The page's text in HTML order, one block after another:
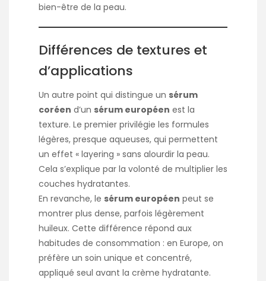
bien-être de la peau.
Différences de textures et
d’applications
Un autre point qui distingue un sérum
coréen d’un sérum européen est la
texture. Le premier privilégie les formules
légères, presque aqueuses, qui permettent
un effet « layering » sans alourdir la peau.
Cela s’explique par la volonté de multiplier les
couches hydratantes.
En revanche, le sérum européen peut se
montrer plus dense, parfois légèrement
huileux. Cette différence répond aux
habitudes de consommation : en Europe, on
préfère un soin unique et concentré,
appliqué seul avant la crème hydratante.